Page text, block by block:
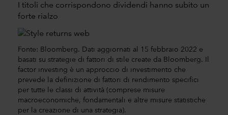
I titoli che corrispondono dividendi hanno subito un
forte rialzo
Fonte: Bloomberg. Dati aggiornati al 15 febbraio 2022 e
basati su strategie di fattori di stile create da Bloomberg. Il
factor investing è un approccio di investimento che
prevede la definizione di fattori di rendimento specifici
per tutte le classi di attività (comprese misure
macroeconomiche, fondamentali e altre misure statistiche
per la creazione di una strategia).